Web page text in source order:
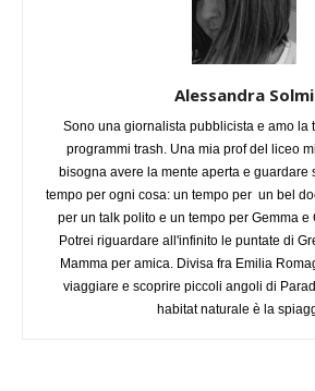
Alessandra Solmi
Sono una giornalista pubblicista e amo la
programmi trash. Una mia prof del liceo
bisogna avere la mente aperta e guardare
tempo per ogni cosa: un tempo per un bel
per un talk polito e un tempo per Gemma e
Potrei riguardare all'infinito le puntate di
Mamma per amica. Divisa fra Emilia
viaggiare e scoprire piccoli angoli di
habitat naturale è la